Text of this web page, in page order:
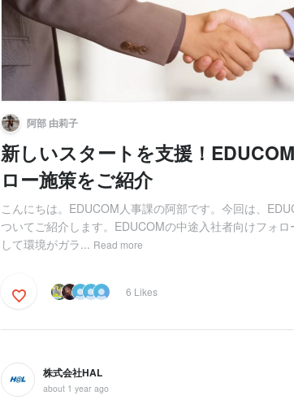
阿部 由莉子
新しいスタートを支援！
ロー施策をご紹介
こんにちは。EDUCOM人事課の阿部です。今回は、
ついてご紹介します。EDUCOMの中途入社者向けフォ
して環境がガラ... Read more
6 Likes
株式会社HAL
about 1 year ago